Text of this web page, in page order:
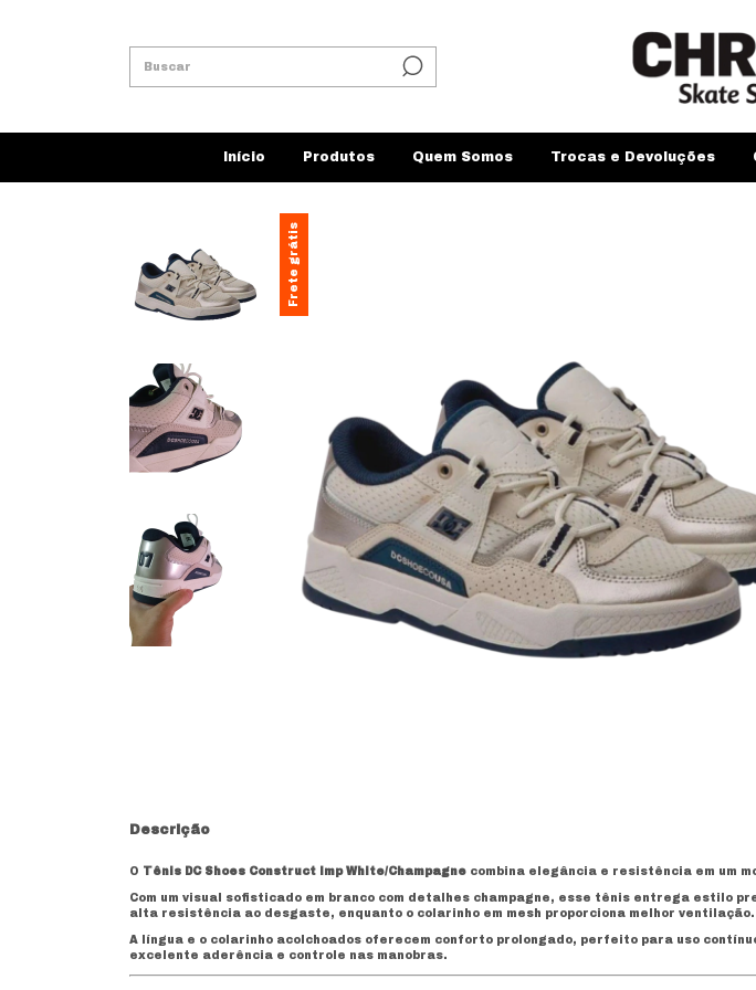
Início Produtos Quem Somos Trocas e Devoluções
Frete grátis
Descrição
O Tênis DC Shoes Construct Imp White/Champagne combina elegância e resistência em um
Com um visual sofisticado em branco com detalhes champagne, esse tênis entrega estilo
alta resistência ao desgaste, enquanto o colarinho em mesh proporciona melhor ventilação.
A língua e o colarinho acolchoados oferecem conforto prolongado, perfeito para uso
excelente aderência e controle nas manobras.